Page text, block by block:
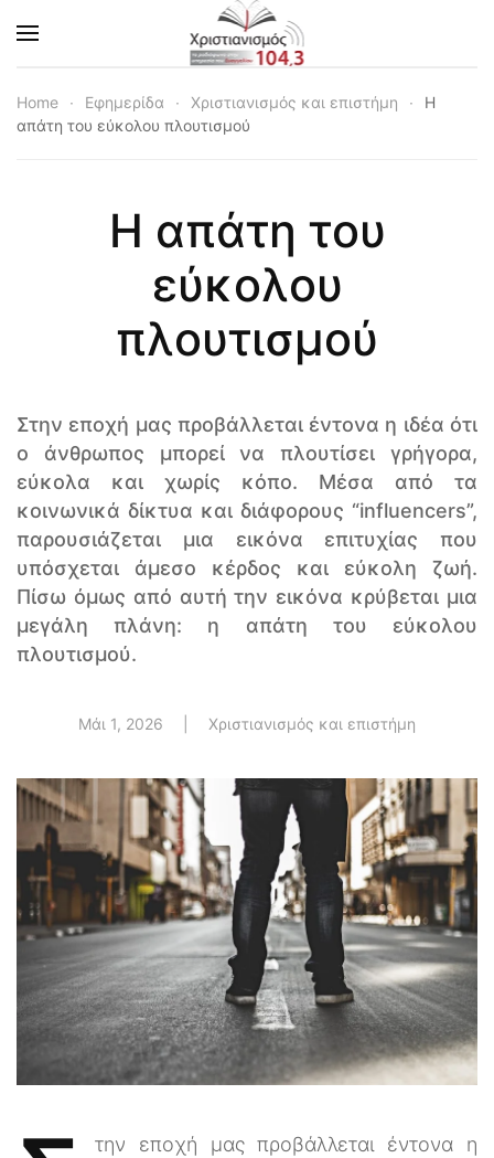
Skip to main content
Home Εφημερίδα Χριστιανισμός και επιστήμη
Η
απάτη του εύκολου πλουτισμού
Η απάτη του
εύκολου
πλουτισμού
Στην εποχή μας προβάλλεται έντονα η ιδέα ότι
ο άνθρωπος μπορεί να πλουτίσει γρήγορα,
εύκολα και χωρίς κόπο. Μέσα από τα
κοινωνικά δίκτυα και διάφορους “influencers”,
παρουσιάζεται μια εικόνα επιτυχίας που
υπόσχεται άμεσο κέρδος και εύκολη ζωή.
Πίσω όμως από αυτή την εικόνα κρύβεται μια
μεγάλη πλάνη: η απάτη του εύκολου
πλουτισμού.
Μάι 1, 2026 Χριστιανισμός και επιστήμη
την εποχή μας προβάλλεται έντονα η